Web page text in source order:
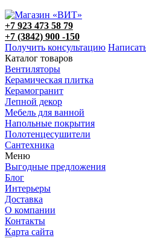
+7 923 473 58 79
+7 (3842) 900 -150
Получить консультацию
Каталог товаров
Вентиляторы
Керамическая плитка
Керамогранит
Лепной декор
Мебель для ванной
Напольные покрытия
Полотенцесушители
Сантехника
Меню
Выгодные предложения
Блог
Интерьеры
Доставка
О компании
Контакты
Карта сайта